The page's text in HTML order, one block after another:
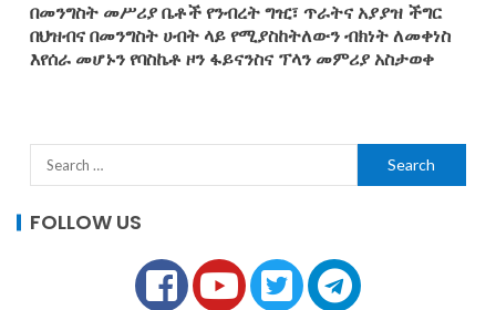
በመንግስት መሥሪያ ቤቶች የንብረት ግዢ፣ ጥራትና አያያዝ ችግር
በህዝብና በመንግስት ሀብት ላይ የሚያስከትለውን ብክነት ለመቀነስ
እየሰራ መሆኑን የባስኬቶ ዞን ፋይናንስና ፕላን መምሪያ አስታወቀ
FOLLOW US